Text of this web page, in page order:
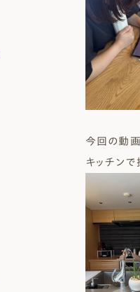
今回の動
キッチンで